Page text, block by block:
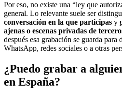
Por eso, no existe una “ley que
general. Lo relevante suele ser
conversación en la que participas y
ajenas o escenas privadas de
después esa grabación se guarda
WhatsApp, redes sociales o a otras
¿Puedo grabar a
en España?